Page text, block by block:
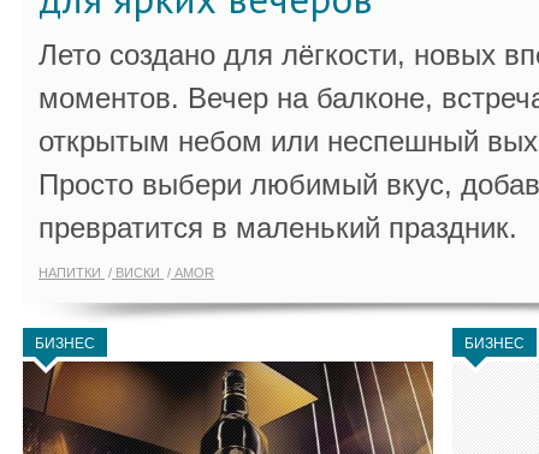
Лето создано для лёгкости, новых
моментов. Вечер на балконе,
открытым небом или неспешный
Просто выбери любимый вкус,
превратится в маленький праздник.
НАПИТКИ ВИСКИ AMOR
БИЗНЕС БИЗНЕС